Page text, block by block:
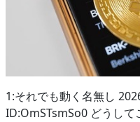
1:それでも動く名無し
ID:OmSTsmSo0 どうして